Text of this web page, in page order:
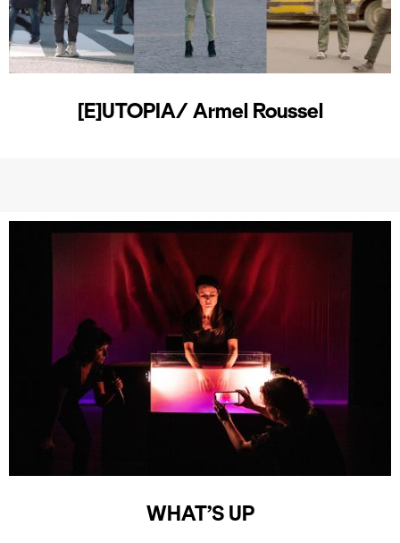
[E]UTOPIA/ Armel Roussel
WHAT’S UP